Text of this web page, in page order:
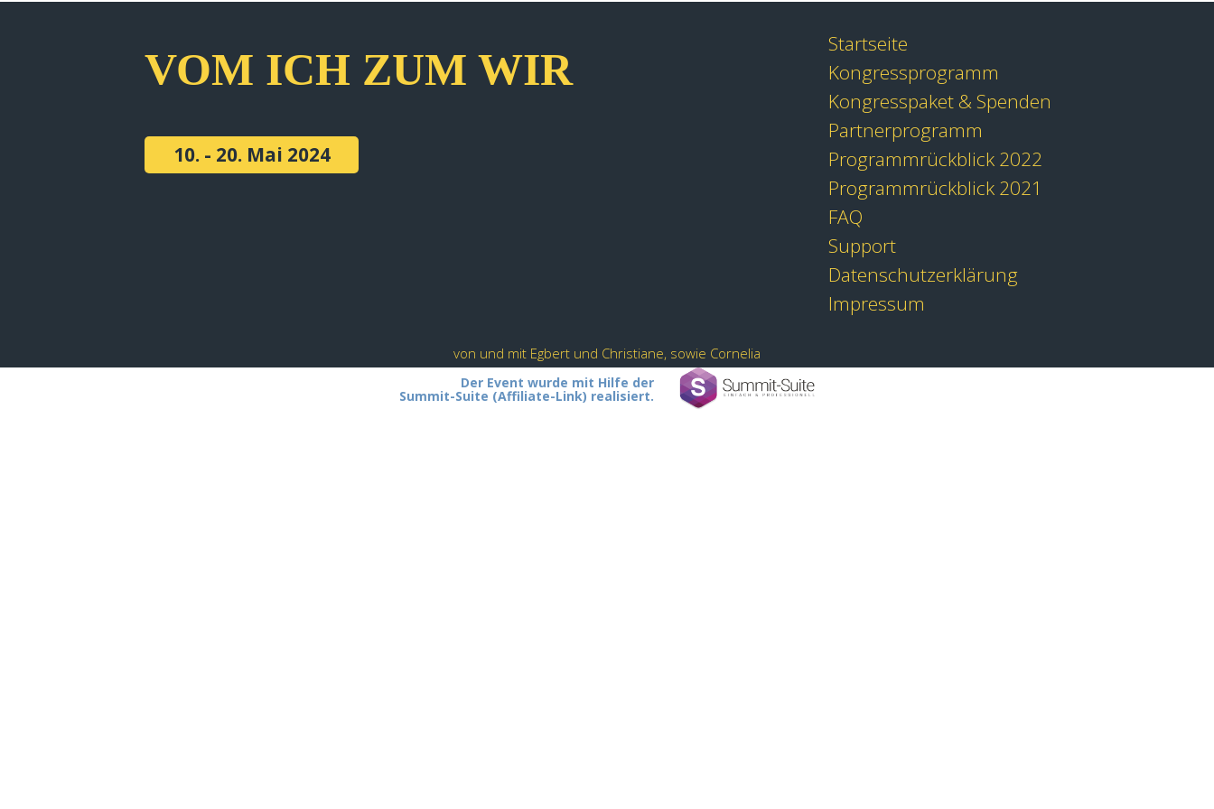
VOM ICH ZUM WIR
10. - 20. Mai 2024
Startseite
Kongressprogramm
Kongresspaket & Spenden
Partnerprogramm
Programmrückblick 2022
Programmrückblick 2021
FAQ
Support
Datenschutzerklärung
Impressum
von und mit Egbert und Christiane, sowie Cornelia
Der Event wurde mit Hilfe der
Summit-Suite (Affiliate-Link) realisiert.